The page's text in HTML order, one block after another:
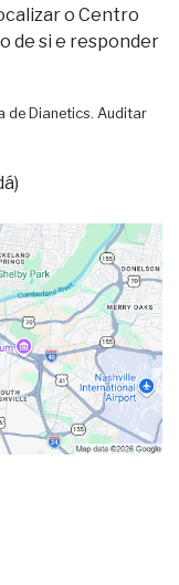
o Centro
de si e responder
de Dianetics. Auditar